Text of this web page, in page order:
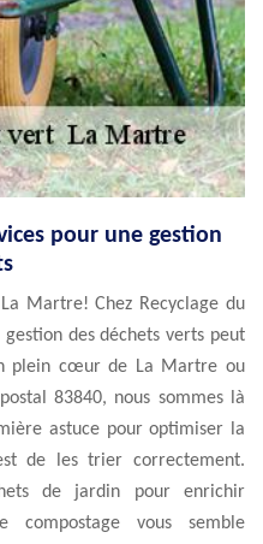
pour une gestion
Martre! Chez Recyclage du
des déchets verts peut
plein cœur de La Martre ou
83840, nous sommes là
astuce pour optimiser la
de les trier correctement.
de jardin pour enrichir
compostage vous semble